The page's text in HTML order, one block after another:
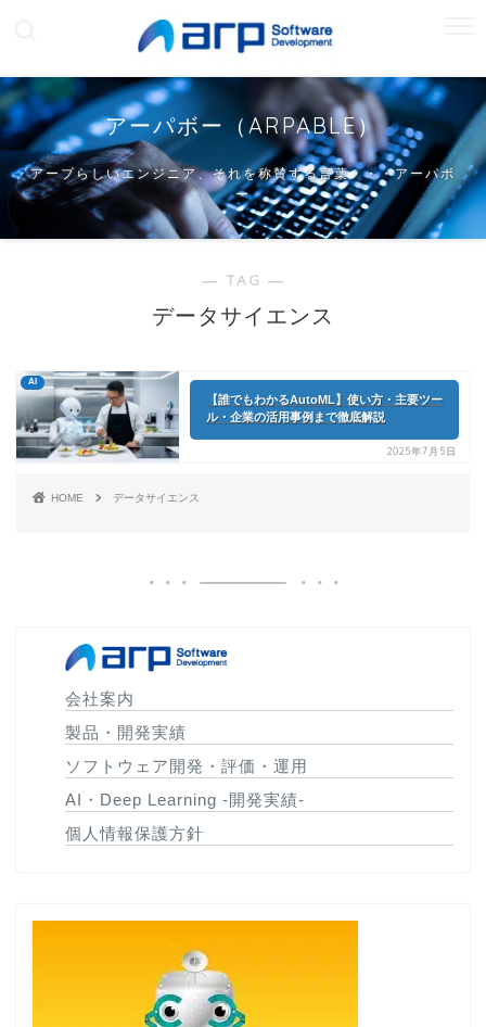
アーパボー（ARPABLE）
アープらしいエンジニア、それを称賛する言葉・・・アーパボ
ー
― TAG ―
データサイエンス
AI
【誰でもわかるAutoML】使い方・主要ツー
ル・企業の活用事例まで徹底解説
2025年7月5日
HOME データサイエンス
会社案内
製品・開発実績
ソフトウェア開発・評価・運用
AI・Deep Learning -開発実績-
個人情報保護方針